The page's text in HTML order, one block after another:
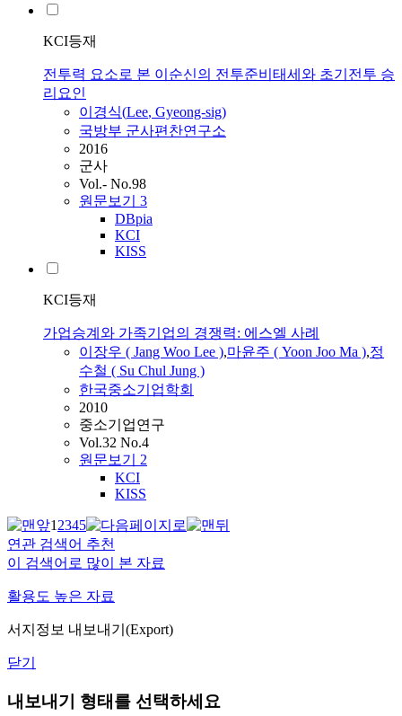
KCI등재
전투력 요소로 본 이순신의 전투준비태세와 초기전투 승
리요인
이경식(Lee, Gyeong-sig)
국방부 군사편찬연구소
2016
군사
Vol.- No.98
원문보기 3
DBpia
KCI
KISS
KCI등재
가업승계와 가족기업의 경쟁력: 에스엘 사례
이장우 ( Jang Woo Lee ),마윤주 ( Yoon Joo Ma ),정
수철 ( Su Chul Jung )
한국중소기업학회
2010
중소기업연구
Vol.32 No.4
원문보기 2
KCI
KISS
12345
연관 검색어 추천
이 검색어로 많이 본 자료
활용도 높은 자료
서지정보 내보내기(Export)
닫기
내보내기 형태를 선택하세요